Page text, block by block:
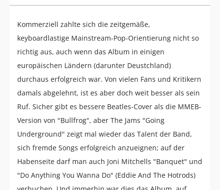
Kommerziell zahlte sich die zeitgemäße,
keyboardlastige Mainstream-Pop-Orientierung nicht so
richtig aus, auch wenn das Album in einigen
europäischen Ländern (darunter Deustchland)
durchaus erfolgreich war. Von vielen Fans und Kritikern
damals abgelehnt, ist es aber doch weit besser als sein
Ruf. Sicher gibt es bessere Beatles-Cover als die MMEB-
Version von "Bullfrog", aber The Jams "Going
Underground" zeigt mal wieder das Talent der Band,
sich fremde Songs erfolgreich anzueignen; auf der
Habenseite darf man auch Joni Mitchells "Banquet" und
"Do Anything You Wanna Do" (Eddie And The Hotrods)